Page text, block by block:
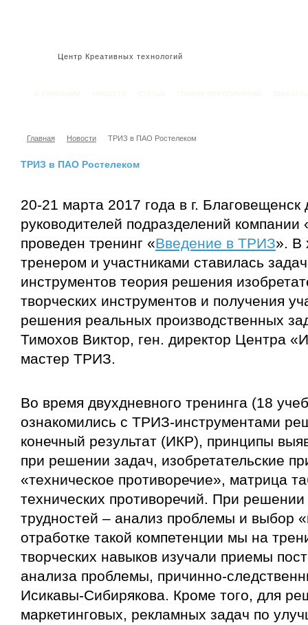
Центр Креативных технологий
Главная Новости ТРИЗ в ПАО Ростелеком
ТРИЗ в ПАО Ростелеком
20-21 марта 2017 года в г. Благовещенск
руководителей подразделений
проведен тренинг «Введение в ТРИЗ». В
тренером и участниками ставилась
инструментов теория решения
творческих инструментов и получения
решения реальных производственных
Тимохов Виктор, ген. директор Центра
мастер ТРИЗ.
Во время двухдневного тренинга (18
ознакомились с ТРИЗ-инструментами
конечный результат (ИКР), принципы
при решении задач, изобретательские
«техническое противоречие», матрица
технических противоречий. При
трудностей – анализ проблемы и выбор
отработке такой компетенции мы на
творческих навыков изучали приемы
анализа проблемы, причинно-
Исикавы-Сибирякова. Кроме того, для
маркетинговых, рекламных задач по